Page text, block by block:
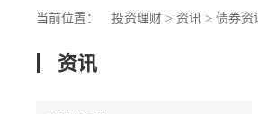
当前位置： 投资理财 > 资讯 > 债券资
资讯